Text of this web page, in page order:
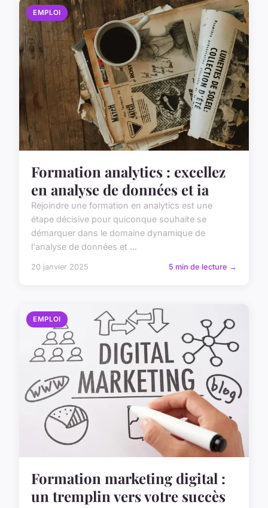
EMPLOI
Formation analytics : excellez
en analyse de données et ia
Rejoindre une formation en analytics est une
étape décisive pour quiconque souhaite se
démarquer dans le domaine dynamique de
l'analyse de données et ...
20 janvier 2025 5 min de lecture →
EMPLOI
Formation marketing digital :
un tremplin vers votre succès